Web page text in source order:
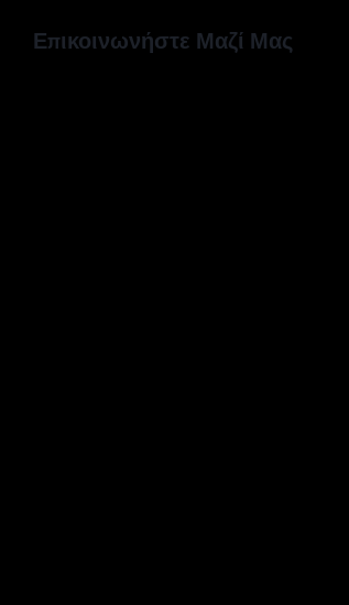
Επικοινωνήστε Μαζί Μας